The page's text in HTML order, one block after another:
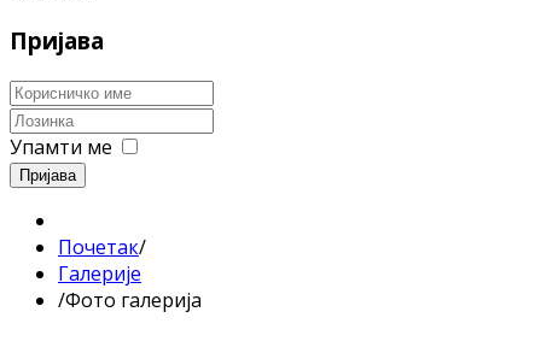
Пријава
Упамти ме
Пријава
Почетак/
Галерије
/Фото галерија